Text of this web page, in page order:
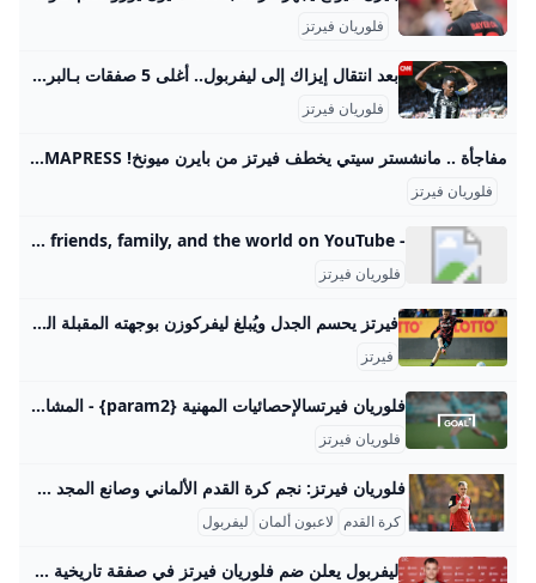
فلوريان فيرتز
بعد انتقال إيزاك إلى ليفربول.. أغلى 5 صفقات بـالبريميرليغ أصبح المهاجم السويدي أليكساندر إيزاك، صاحب أغلى صفقة انتقال في تاريخ الدوري الإنجليزي بعد رحيله من نادي نيوكاسل إلى ليفربول في اليوم الأخير من سوق الانتقالات الصيفية الإثنين، ونستعرض فيما يلي أغلى 5 صفقات في تاريخ الدوري الإنجليزي الممتاز رياضةنشرالثلاثاء، 02 سبتمبر / ايلول 20252 min قراءة
فلوريان فيرتز
مفاجأة .. مانشستر سيتي يخطف فيرتز من بايرن ميونخ! SAMAPRESSسمابرس كشفت شبكة “سكاي سبورتس” الألمانية عن تطور مفاجئ في سوق الانتقالات، حيث توصل نادي مانشستر سيتي لاتفاق شفهي مع باير ليفركوزن من أجل ضم النجم الشاب فلوريان فيرتز، أحد أبرز المواهب الألمانية في السنوات الأخيرة.باير ليفركوزن يفضل مانشستر سيتي على بايرن ميونخبحسب المصادر، فإن إدارة ليفركوزن تفضل بيع فيرتز إلى مانشستر سيتي بدلاً من منافسها كشفت شبكة “سكاي سبورتس” الألمانية عن تطور مفاجئ في سوق الانتقالات، حيث توصل نادي مانشستر سيتي لاتفاق شفهي مع باير ليفركوزن من أجل ضم النجم الشاب فلوري samapress0 6 دقيقة واحدة
فلوريان فيرتز
- YouTube Enjoy the videos and music you love, upload original content, and share it all with friends, family, and the world on YouTube.
فلوريان فيرتز
فيرتز يحسم الجدل ويُبلغ ليفركوزن بوجهته المقبلة الشرق رياضة حسم فلوريان فيرتز لاعب باير ليفركوزن الجدل حول مستقبله، وأبلغ ناديه الألماني برغبته في الانتقال إلى بايرن ميونيخ فقط. | الشرق رياضة دقائق القراءة - 2شاركتابع آخر الأخبار على واتسابنُشر:06 مايو 2025 16:03آخر تحديث:06 مايو 2025 16:03 فيرتز يحسم الجدل ويُبلغ ليفركوزن بوجهته المقبلة التالي:تدشين “ساحة فرانز بيكنباور 5” أمام ملعب بايرن ميونيخ 123
فيرتز
فلوريان فيرتسالإحصائيات المهنية {param2} - المشاركات والأهداف والتمريرات الحاسمة والمزيد العربية Goal.com عرض إحصائيات فلوريان فيرتس المهنية التفصيلية، بما في ذلك الأهداف والتمريرات الحاسمة والمشاركات والمعالم الرئيسية. ابق على اطلاع على الأداء الخاص بهم مع GOAL. ليفربول
فلوريان فيرتز
فلوريان فيرتز: نجم كرة القدم الألماني وصانع المجد في ليفربول فلوريان فيرتز (مواليد 3 مايو 2003) هو لاعب كرة قدم ألماني شهير يلعب كلاعب خط وسط مهاجم، يشغل حالياً مركزه في نادي ليفربول الإنجليزي والمنتخب الألماني الوطني. بدأ فيرتز مسيرته الكروية في أكاديمية نادي كولونيا عام 2010، حيث برز كمواهب شابة لفتت أنظار الأندية الكبرى بفضل أداءه المميز ورؤيته العالية في الملعب. في يناير 2020، انضم إلى نادي باير ليفركوزن الدمشقي حيث بدأ مسيرته الاحترافية، وشارك لأول مرة مع الفريق الأول في الدوري الألماني في مايو 2020 بعمر 17 عاماً، محطمًا أرقامًا قياسية كأصغر لاعب في النادي يشارك في الدوري.
كرة القدم لاعبون ألمان ليفربول
ليفربول يعلن ضم فلوريان فيرتز في صفقة تاريخية من باير ليفركوزن - اليوم السابع أعلن نادي ليفربول الإنجليزي المحترف ضمن صفوفه النجم المصري محمد صلاح، تعاقده مع الدولي الألماني فلوريان فيرتز ليفربول يعلن ضم فلوريان فيرتز في صفقة تاريخية من باير ليفركوزن الجمعة، 20 يونيو 2025 09:32 م اخبار ليفربول نادي ليفربول فلوريان فيرتز فيرتز الدوري الانجليزي باير ليفركوزن محمد صلاح هل تعطل مصر مساعدات غزة؟ الإيكونوميست تجيب وتفضح أكاذيب الاحتلال والإخوان البنك المركزى يقرر خفض أسعار الفائدة على الإيداع والإقراض بنسبة 2% هذه الجهات إجازة الخميس المقبل بمناسبة المولد النبوى.